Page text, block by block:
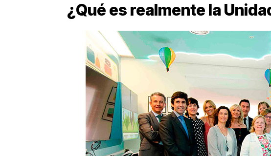
¿Qué es realmente la